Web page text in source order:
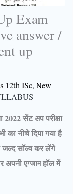
Exam
answer /
up
12th ISc,New
2022 सेंट अप परीक्षा
का नीचे दिया गया है
जल्द सॉल्व कर लेंगे
एग्जाम हॉल में